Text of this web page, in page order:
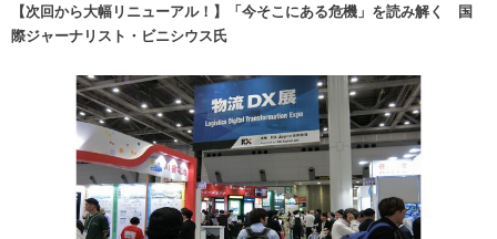
【次回から大幅リニューアル！】「今そこにある危機」を読み解く 国
際ジャーナリスト・ビニシウス氏